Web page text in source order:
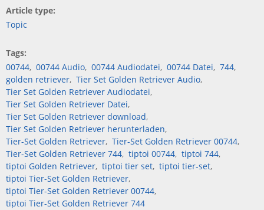
Article type
Topic
Tags
00744 00744 Audio 00744 Audiodatei 00744 Datei
744
golden retriever Tier Set Golden Retriever Audio
Tier Set Golden Retriever Audiodatei
Tier Set Golden Retriever Datei
Tier Set Golden Retriever download
Tier Set Golden Retriever herunterladen
Tier-Set Golden Retriever Tier-Set Golden Retriever 00744
Tier-Set Golden Retriever 744 tiptoi 00744 tiptoi 744
tiptoi Golden Retriever tiptoi tier set tiptoi tier-set
tiptoi Tier-Set Golden Retriever
tiptoi Tier-Set Golden Retriever 00744
tiptoi Tier-Set Golden Retriever 744